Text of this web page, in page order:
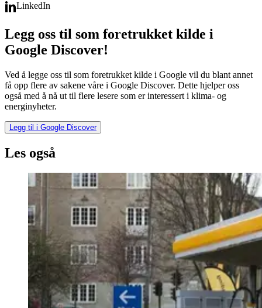
LinkedIn
Legg oss til som foretrukket kilde i
Google Discover!
Ved å legge oss til som foretrukket kilde i Google vil du blant annet
få opp flere av sakene våre i Google Discover. Dette hjelper oss
også med å nå ut til flere lesere som er interessert i klima- og
energinyheter.
Legg til i Google Discover
Les også